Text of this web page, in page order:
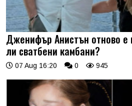
Дженифър Анистън отново
ли сватбени камбани?
07 Aug 16:20 0 945